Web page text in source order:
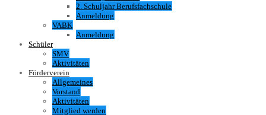
2. Schuljahr Berufsfachschule
Anmeldung
VABK
Anmeldung
Schüler
SMV
Aktivitäten
Förderverein
Allgemeines
Vorstand
Aktivitäten
Mitglied werden